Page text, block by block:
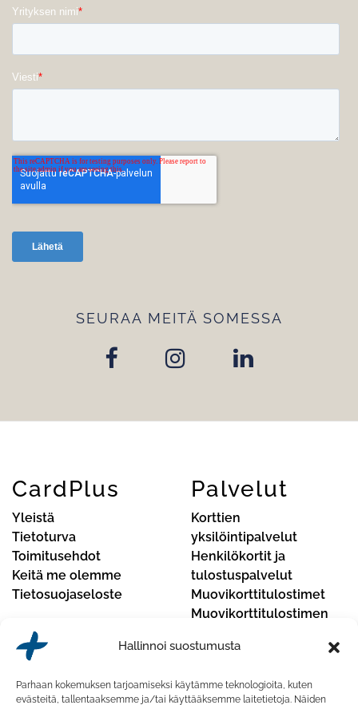
Hallinnoi suostumusta
Parhaan kokemuksen tarjoamiseksi käytämme teknologioita, kuten
evästeitä, tallentaaksemme ja/tai käyttääksemme laitetietoja. Näiden
SEURAA MEITÄ SOMESSA
CardPlus
Yleistä
Tietoturva
Toimitusehdot
Keitä me olemme
Tietosuojaseloste
Palvelut
Korttien
yksilöintipalvelut
Henkilökortit ja
tulostuspalvelut
Muovikorttitulostimet
Muovikorttitulostimen
Yhteystiedot
CardPlus Oy